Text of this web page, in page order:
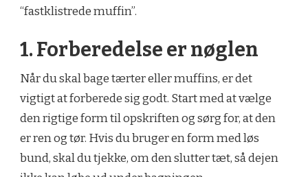
“fastklistrede muffin”.
1. Forberedelse er nøglen
Når du skal bage tærter eller muffins, er det
vigtigt at forberede sig godt. Start med at vælge
den rigtige form til opskriften og sørg for, at den
er ren og tør. Hvis du bruger en form med løs
bund, skal du tjekke, om den slutter tæt, så dejen